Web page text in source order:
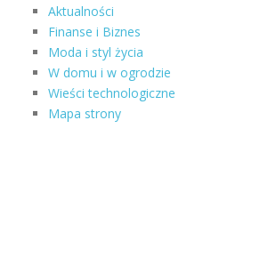
Aktualności
Finanse i Biznes
Moda i styl życia
W domu i w ogrodzie
Wieści technologiczne
Mapa strony